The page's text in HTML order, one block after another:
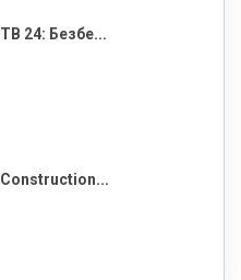
24: Безбе...